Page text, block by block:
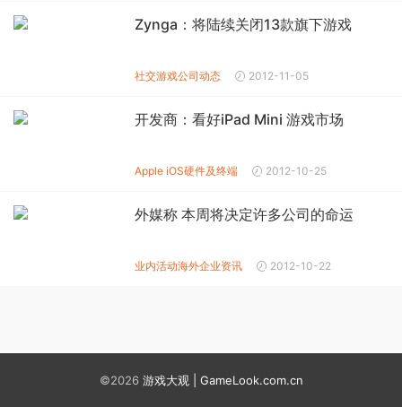
Zynga：将陆续关闭13款旗下游戏
社交游戏公司动态 2012-11-05
开发商：看好iPad Mini 游戏市场
Apple iOS硬件及终端 2012-10-25
外媒称 本周将决定许多公司的命运
业内活动海外企业资讯 2012-10-22
©2026 游戏大观 | GameLook.com.cn